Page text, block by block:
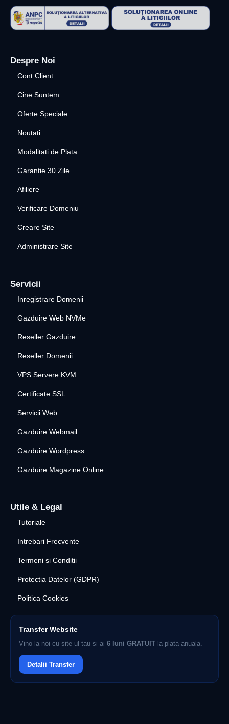
Despre Noi
Cont Client
Cine Suntem
Oferte Speciale
Noutati
Modalitati de Plata
Garantie 30 Zile
Afiliere
Verificare Domeniu
Creare Site
Administrare Site
Servicii
Inregistrare Domenii
Gazduire Web NVMe
Reseller Gazduire
Reseller Domenii
VPS Servere KVM
Certificate SSL
Servicii Web
Gazduire Webmail
Gazduire Wordpress
Gazduire Magazine Online
Utile & Legal
Tutoriale
Intrebari Frecvente
Termeni si Conditii
Protectia Datelor (GDPR)
Politica Cookies
Transfer Website
Vino la noi cu site-ul tau si ai 6 luni GRATUIT la plata anuala.
Detalii Transfer